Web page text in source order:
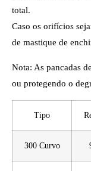
total.
Caso os orifícios
de mastique de
Nota: As pancadas
ou protegendo o
Tipo
300 Curvo